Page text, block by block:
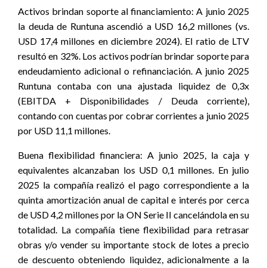
Activos brindan soporte al financiamiento: A junio 2025
la deuda de Runtuna ascendió a USD 16,2 millones (vs.
USD 17,4 millones en diciembre 2024). El ratio de LTV
resultó en 32%. Los activos podrían brindar soporte para
endeudamiento adicional o refinanciación. A junio 2025
Runtuna contaba con una ajustada liquidez de 0,3x
(EBITDA + Disponibilidades / Deuda corriente),
contando con cuentas por cobrar corrientes a junio 2025
por USD 11,1 millones.
Buena flexibilidad financiera: A junio 2025, la caja y
equivalentes alcanzaban los USD 0,1 millones. En julio
2025 la compañía realizó el pago correspondiente a la
quinta amortización anual de capital e interés por cerca
de USD 4,2 millones por la ON Serie II cancelándola en su
totalidad. La compañía tiene flexibilidad para retrasar
obras y/o vender su importante stock de lotes a precio
de descuento obteniendo liquidez, adicionalmente a la